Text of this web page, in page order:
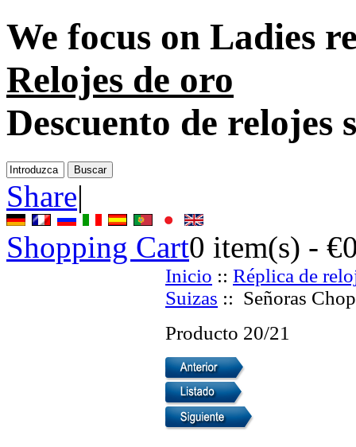
We focus on Ladies
Relojes de oro
Descuento de relojes
Share|
Shopping Cart0 item(s) -
Inicio :: Réplica de
Suizas :: Señoras
Producto 20/21